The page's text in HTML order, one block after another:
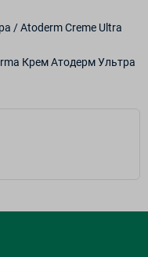
/ Atoderm Creme Ultra
Крем Атодерм Ультра